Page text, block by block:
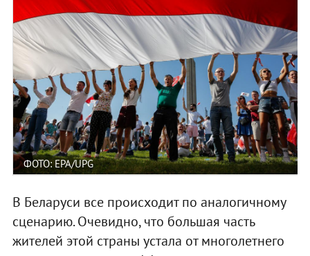
ФОТО: EPA/UPG
В Беларуси все происходит по аналогичному
сценарию. Очевидно, что большая часть
жителей этой страны устала от многолетнего